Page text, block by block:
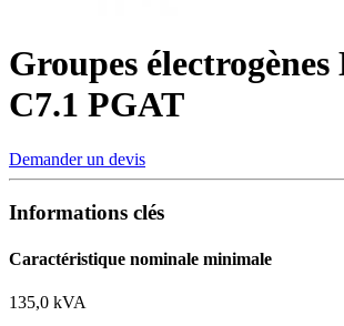
Groupes électrogènes
C7.1 PGAT
Demander un devis
Informations clés
Caractéristique nominale minimale
135,0 kVA